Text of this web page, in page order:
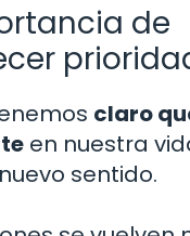
de
claro
en nuestra
sentido.